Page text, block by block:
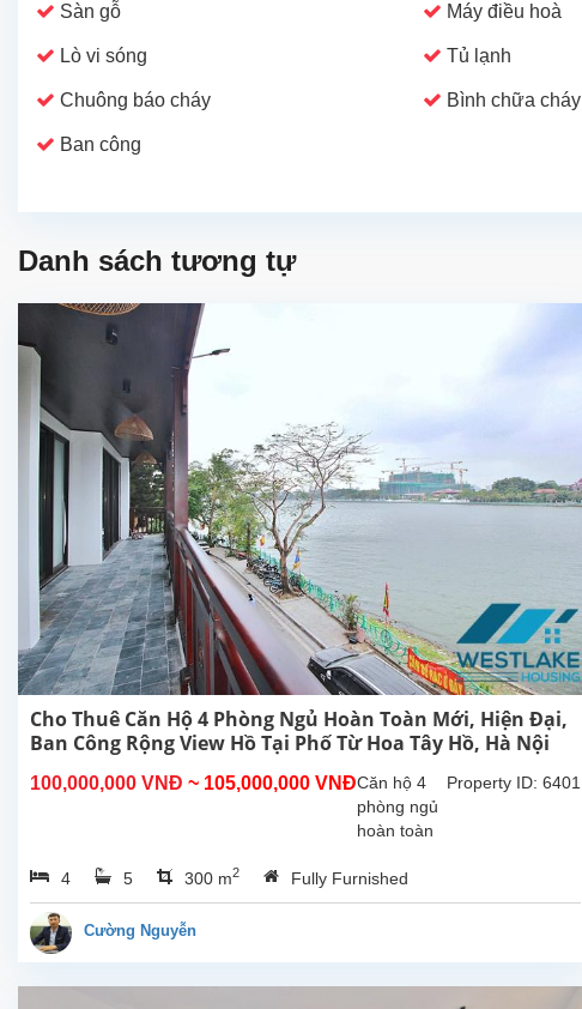
Sàn gỗ Máy điều hoà
Lò vi sóng Tủ lạnh
Chuông báo cháy Bình chữa cháy
Ban công
Danh sách tương tự
Cho Thuê Căn Hộ 4 Phòng Ngủ Hoàn Toàn Mới, Hiện Đại,
Ban Công Rộng View Hồ Tại Phố Từ Hoa Tây Hồ, Hà Nội
100,000,000 VNĐ ~ 105,000,000 VNĐ Property ID: 6401
Căn hộ 4
phòng ngủ
hoàn toàn
đẹp hiên
đại, ban
4 5 300 m2 Fully Furnished
Cường Nguyễn